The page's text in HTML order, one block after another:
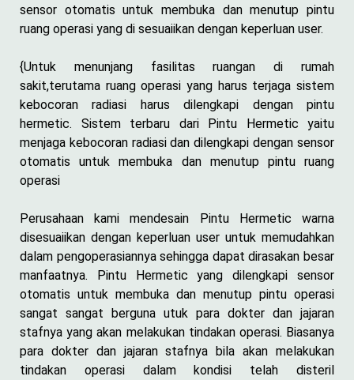
sensor otomatis untuk membuka dan menutup pintu
ruang operasi yang di sesuaiikan dengan keperluan user.
{Untuk menunjang fasilitas ruangan di rumah
sakit,terutama ruang operasi yang harus terjaga sistem
kebocoran radiasi harus dilengkapi dengan pintu
hermetic. Sistem terbaru dari Pintu Hermetic yaitu
menjaga kebocoran radiasi dan dilengkapi dengan sensor
otomatis untuk membuka dan menutup pintu ruang
operasi
Perusahaan kami mendesain Pintu Hermetic warna
disesuaiikan dengan keperluan user untuk memudahkan
dalam pengoperasiannya sehingga dapat dirasakan besar
manfaatnya. Pintu Hermetic yang dilengkapi sensor
otomatis untuk membuka dan menutup pintu operasi
sangat sangat berguna utuk para dokter dan jajaran
stafnya yang akan melakukan tindakan operasi. Biasanya
para dokter dan jajaran stafnya bila akan melakukan
tindakan operasi dalam kondisi telah disteril